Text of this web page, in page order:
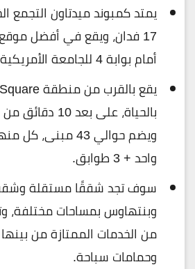
يمتد كمبوند ميدتاون
17 فدان، ويقع في أفضل موقع
أمام بوابة 4 للجامعة الأمريكية.
بالحياة، على بعد
ويضم حوالي 43
واحد + 3 طوابق.
سوف تجد شققًا مستقلة
وبنتهاوس بمساحات مختلفة،
من الخدمات الممتازة من
وحمامات سباحة.